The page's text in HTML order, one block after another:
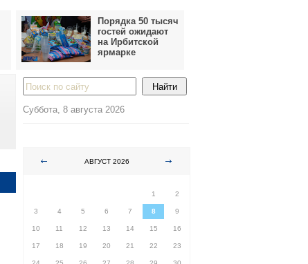
Порядка 50 тысяч
гостей ожидают
на Ирбитской
ярмарке
Суббота, 8 августа 2026
АВГУСТ 2026
1
2
3 4 5 6 7 8 9
10 11 12 13 14 15 16
17 18 19 20 21 22 23